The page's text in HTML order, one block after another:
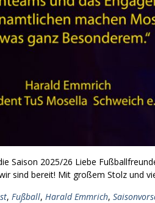
Saison 2025/26 Liebe
sind bereit! Mit großem Stolz und
, Fußball, Harald Emmrich,